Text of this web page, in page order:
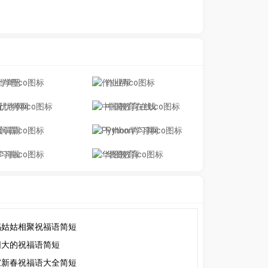
学吧 作业帮
忧考网 中国教育在线
词霸 Python学习网
习啦 华图教育
姑相聚祝福语简短
的祝福语简短
春祝福语大全简短